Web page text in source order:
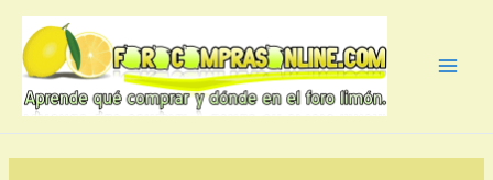
contenido